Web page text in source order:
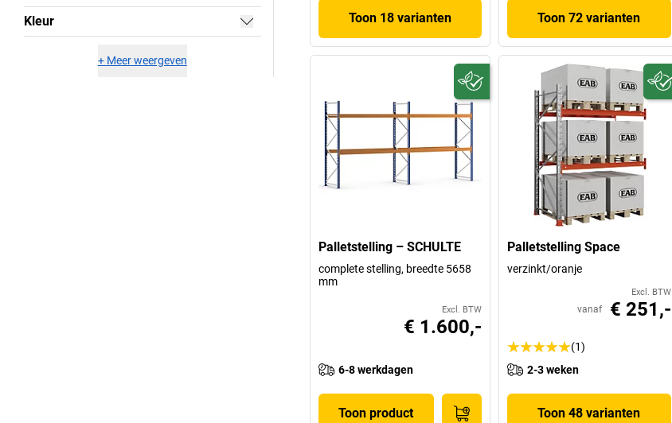
Kleur
+ Meer weergeven
Toon 18 varianten Toon 72 varianten
Palletstelling – SCHULTE
complete stelling, breedte 5658
mm
Excl. BTW
€ 1.600,-
6-8 werkdagen
Toon product
Palletstelling Space
verzinkt/oranje
Excl. BTW
vanaf € 251,-
(1)
2-3 weken
Toon 48 varianten